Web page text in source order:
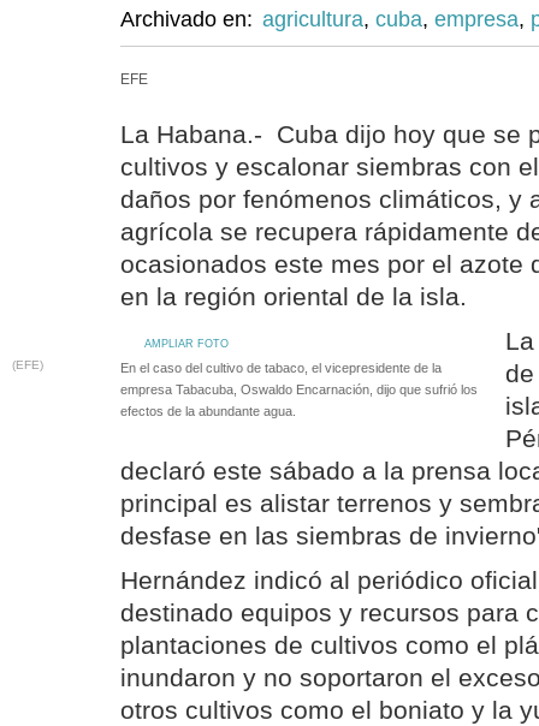
Archivado en: agricultura, cuba, empresa,
EFE
La Habana.- Cuba dijo hoy que se
cultivos y escalonar siembras con
daños por fenómenos climáticos, y
agrícola se recupera rápidamente
ocasionados este mes por el azote
en la región oriental de la isla.
AMPLIAR FOTO
(EFE)
En el caso del cultivo de tabaco, el vicepresidente de la
empresa Tabacuba, Oswaldo Encarnación, dijo que sufrió los
efectos de la abundante agua.
declaró este sábado a la prensa
principal es alistar terrenos y
desfase en las siembras de
Hernández indicó al periódico
destinado equipos y recursos para
plantaciones de cultivos como el
inundaron y no soportaron el
otros cultivos como el boniato y la